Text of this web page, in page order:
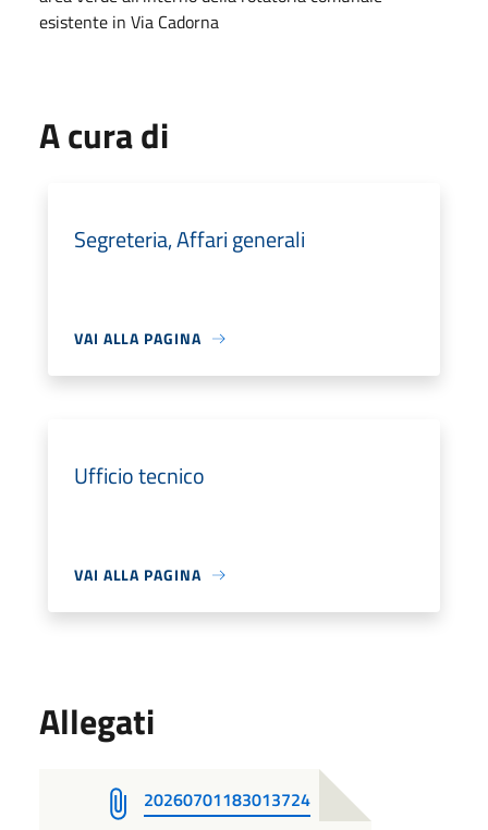
esistente in Via Cadorna
A cura di
Segreteria, Affari generali
VAI ALLA PAGINA
Ufficio tecnico
VAI ALLA PAGINA
Allegati
20260701183013724